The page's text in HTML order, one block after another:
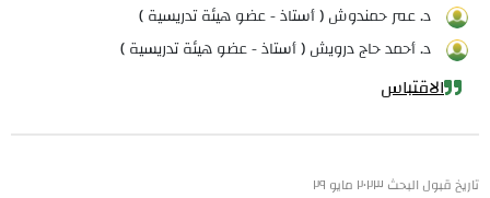
د. عمر حمندوش ( أستاذ - عضو هيئة تدريسية )
د. أحمد حاج درويش ( أستاذ - عضو هيئة تدريسية )
الاقتباس
تاريخ قبول البحث ٢٠٢٣ مايو ٢٩